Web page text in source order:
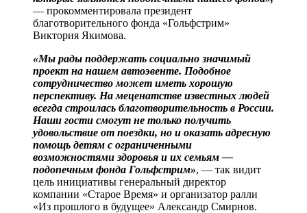
— прокомментировала президент
благотворительного фонда «Гольфстрим»
Виктория Якимова.
«Мы рады поддержать социально значимый
проект на нашем автоэвенте. Подобное
сотрудничество может иметь хорошую
перспективу. На меценатстве известных людей
всегда строилась благотворительность в России.
Наши гости смогут не только получить
удовольствие от поездки, но и оказать адресную
помощь детям с ограниченными
возможностями здоровья и их семьям —
подопечным фонда Гольфстрим», — так видит
цель инициативы генеральный директор
компании «Старое Время» и организатор ралли
«Из прошлого в будущее» Александр Смирнов.